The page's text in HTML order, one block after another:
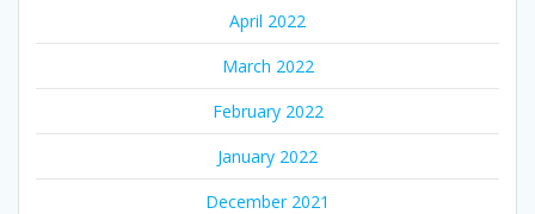
April 2022
March 2022
February 2022
January 2022
December 2021